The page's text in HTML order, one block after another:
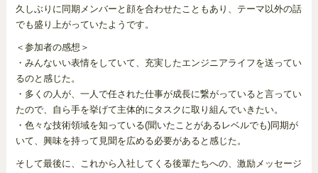
久しぶりに同期メンバーと顔を合わせたこともあり、テーマ以外の話
でも盛り上がっていたようです。
＜参加者の感想＞
・みんないい表情をしていて、充実したエンジニアライフを送ってい
るのと感じた。
・多くの人が、一人で任された仕事が成長に繋がっていると言ってい
たので、自ら手を挙げて主体的にタスクに取り組んでいきたい。
・色々な技術領域を知っている(聞いたことがあるレベルでも)同期が
いて、興味を持って見聞を広める必要があると感じた。
そして最後に、これから入社してくる後輩たちへの、激励メッセージ